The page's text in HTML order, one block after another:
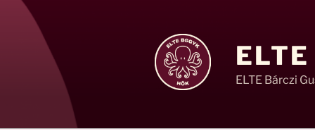
Tartalomhoz
ELTE Bárczi